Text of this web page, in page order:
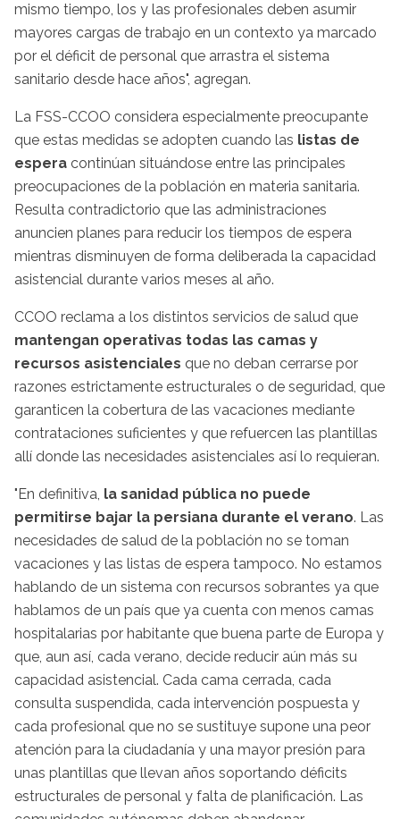
mismo tiempo, los y las profesionales deben asumir
mayores cargas de trabajo en un contexto ya marcado
por el déficit de personal que arrastra el sistema
sanitario desde hace años", agregan.
La FSS-CCOO considera especialmente preocupante
que estas medidas se adopten cuando las listas de
espera continúan situándose entre las principales
preocupaciones de la población en materia sanitaria.
Resulta contradictorio que las administraciones
anuncien planes para reducir los tiempos de espera
mientras disminuyen de forma deliberada la capacidad
asistencial durante varios meses al año.
CCOO reclama a los distintos servicios de salud que
mantengan operativas todas las camas y
recursos asistenciales que no deban cerrarse por
razones estrictamente estructurales o de seguridad, que
garanticen la cobertura de las vacaciones mediante
contrataciones suficientes y que refuercen las plantillas
allí donde las necesidades asistenciales así lo requieran.
"En definitiva, la sanidad pública no puede
permitirse bajar la persiana durante el verano. Las
necesidades de salud de la población no se toman
vacaciones y las listas de espera tampoco. No estamos
hablando de un sistema con recursos sobrantes ya que
hablamos de un país que ya cuenta con menos camas
hospitalarias por habitante que buena parte de Europa y
que, aun así, cada verano, decide reducir aún más su
capacidad asistencial. Cada cama cerrada, cada
consulta suspendida, cada intervención pospuesta y
cada profesional que no se sustituye supone una peor
atención para la ciudadanía y una mayor presión para
unas plantillas que llevan años soportando déficits
estructurales de personal y falta de planificación. Las